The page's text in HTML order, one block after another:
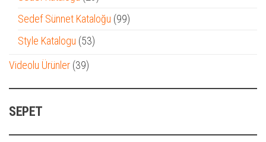
ürün
Sedef Sünnet Kataloğu 9999
Style Katalogu 5353
Videolu Ürünler 3939
SEPET